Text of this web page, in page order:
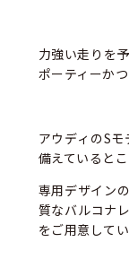
力強い走りを
ポーティーか
アウディのS
備えていると
専用デザイン
質なバルコナ
をご用意してい